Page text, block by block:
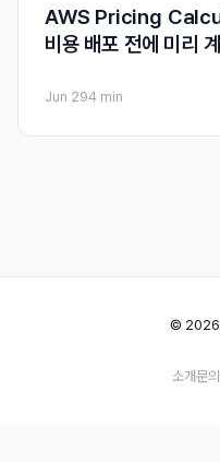
AWS Pricing
비용 배포 전에 미리
Jun 294 min
© 2026
소개문의